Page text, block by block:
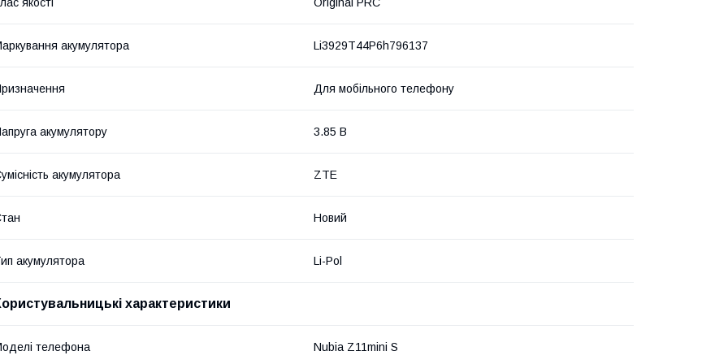
акумулятора Li3929T44P6h796137
Для мобільного телефону
акумулятору 3.85 В
акумулятора ZTE
Новий
акумулятора Li-Pol
характеристики
телефона Nubia Z11mini S